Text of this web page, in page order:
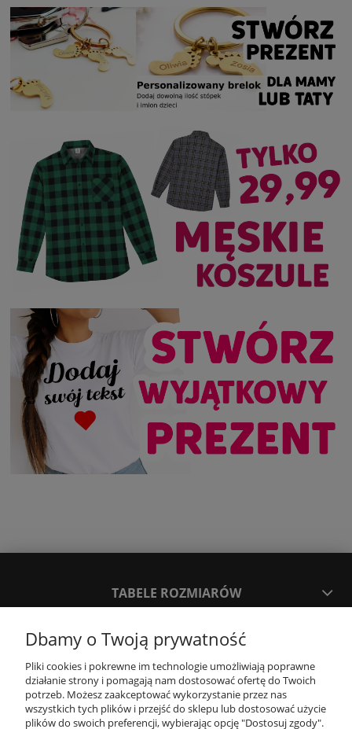
TABELE ROZMIARÓW
SPOSOBY PŁATNOŚCI ORAZ CZAS I KOSZTY DOSTAWY
KONTAKT
Dbamy o Twoją prywatność
Pliki cookies i pokrewne im technologie umożliwiają poprawne
działanie strony i pomagają nam dostosować ofertę do Twoich
potrzeb. Możesz zaakceptować wykorzystanie przez nas
wszystkich tych plików i przejść do sklepu lub dostosować użycie
plików do swoich preferencji, wybierając opcję "Dostosuj zgody".